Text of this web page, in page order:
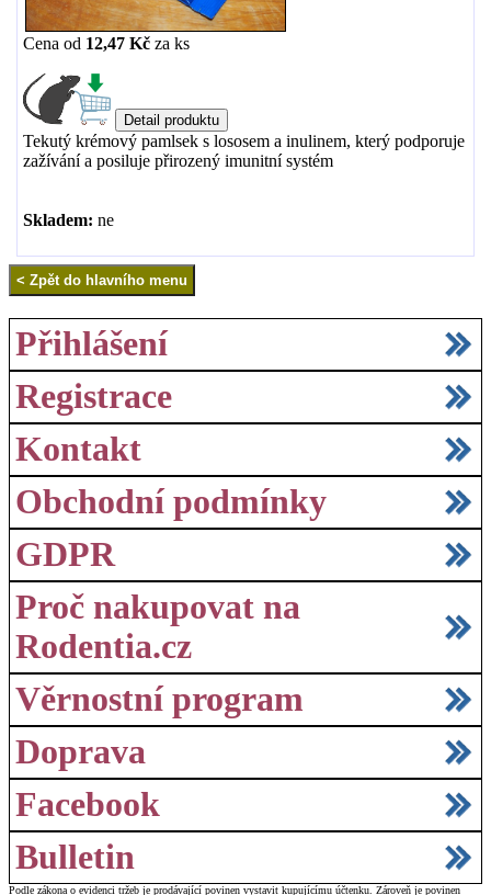
Cena od 12,47 Kč za ks
Tekutý krémový pamlsek s lososem a inulinem, který podporuje
zažívání a posiluje přirozený imunitní systém
Skladem: ne
Přihlášení
Registrace
Kontakt
Obchodní podmínky
GDPR
Proč nakupovat na
Rodentia.cz
Věrnostní program
Doprava
Facebook
Bulletin
Podle zákona o evidenci tržeb je prodávající povinen vystavit kupujícímu účtenku. Zároveň je povinen